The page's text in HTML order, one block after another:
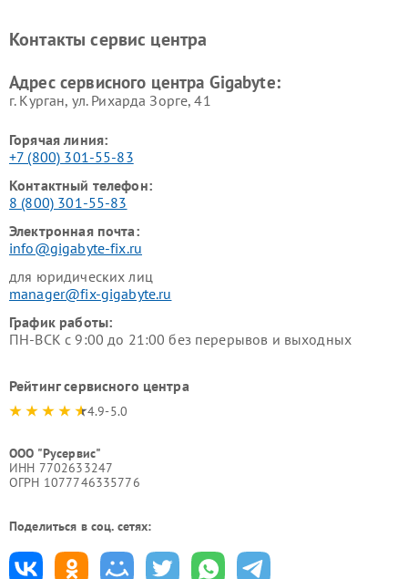
Контакты сервис центра
Адрес сервисного центра Gigabyte:
г. Курган, ул. Рихарда Зорге, 41
Горячая линия:
+7 (800) 301-55-83
Контактный телефон:
8 (800) 301-55-83
Электронная почта:
info@gigabyte-fix.ru
для юридических лиц
manager@fix-gigabyte.ru
График работы:
ПН-ВСК с 9:00 до 21:00 без перерывов и выходных
Рейтинг сервисного центра
4.9-5.0
ООО "Русервис"
ИНН 7702633247
ОГРН 1077746335776
Поделиться в соц. сетях: